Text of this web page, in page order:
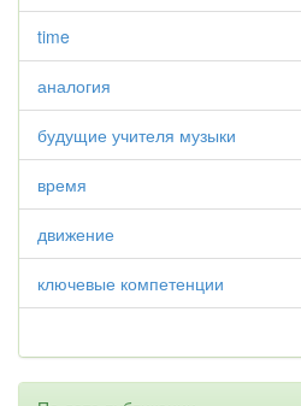
time
аналогия
будущие учителя музыки
время
движение
ключевые компетенции